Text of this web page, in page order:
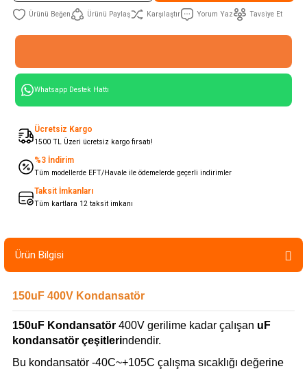
Ürünü Paylaş Karşılaştır Yorum Yaz Tavsiye Et
Whatsapp Destek Hattı
Ücretsiz Kargo
1500 TL Üzeri ücretsiz kargo fırsatı!
%3 İndirim
Tüm modellerde EFT/Havale ile ödemelerde geçerli indirimler
Taksit İmkanları
Tüm kartlara 12 taksit imkanı
Ürün Bilgisi
150uF 400V Kondansatör
150uF Kondansatör 400V gerilime kadar çalışan uF
kondansatör çeşitlerindendir.
Bu kondansatör -40C~+105C çalışma sıcaklığı değerine